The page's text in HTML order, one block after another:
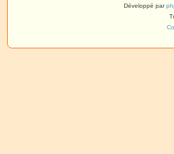
Développé par